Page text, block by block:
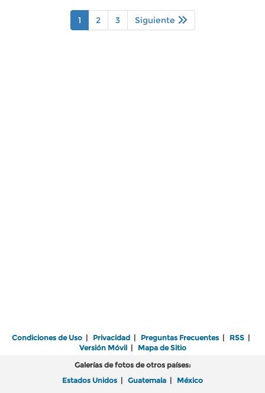
1 2 3 Siguiente
Condiciones de Uso | Privacidad | Preguntas Frecuentes | RSS |
Versión Móvil| Mapa de Sitio
Galerías de fotos de otros países:
Estados Unidos | Guatemala | México